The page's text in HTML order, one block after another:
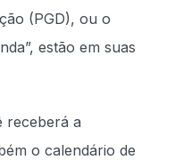
(PGD), ou o
estão em suas
receberá a
o calendário de